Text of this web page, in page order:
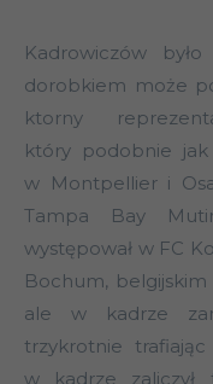
Kadrowiczów
dorobkiem może
ktorny
który podobnie
w Montpellier i
Tampa Bay
występował w FC
Bochum, belgijskim
ale w kadrze
trzykrotnie
w kadrze zaliczył